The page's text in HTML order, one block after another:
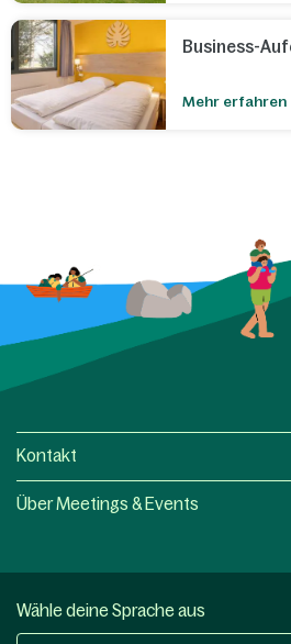
Business-
Mehr erfahren
Kontakt
Über Meetings & Events
Wähle deine Sprache aus